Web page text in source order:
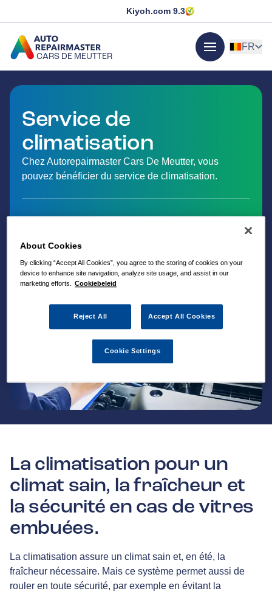
Kiyoh.com 9.3
CARS DE MEUTTER menu
FR
Service de
climatisation
Chez Autorepairmaster Cars De Meutter, vous
pouvez bénéficier du service de climatisation.
La climatisation pour un
climat sain, la fraîcheur et
la sécurité en cas de vitres
embuées.
La climatisation assure un climat sain et, en été, la
fraîcheur nécessaire. Mais ce système permet aussi de
rouler en toute sécurité, par exemple en évitant la
About Cookies
By clicking “Accept All Cookies”, you agree to the storing of cookies on your
device to enhance site navigation, analyze site usage, and assist in our
marketing efforts. Cookiebeleid
Reject All Accept All Cookies
Cookie Settings